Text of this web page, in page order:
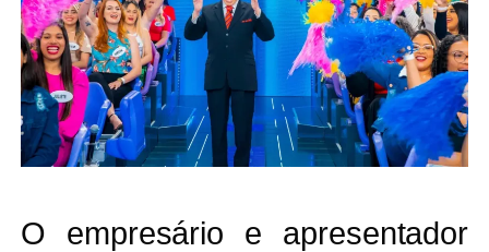
O empresário e apresentador